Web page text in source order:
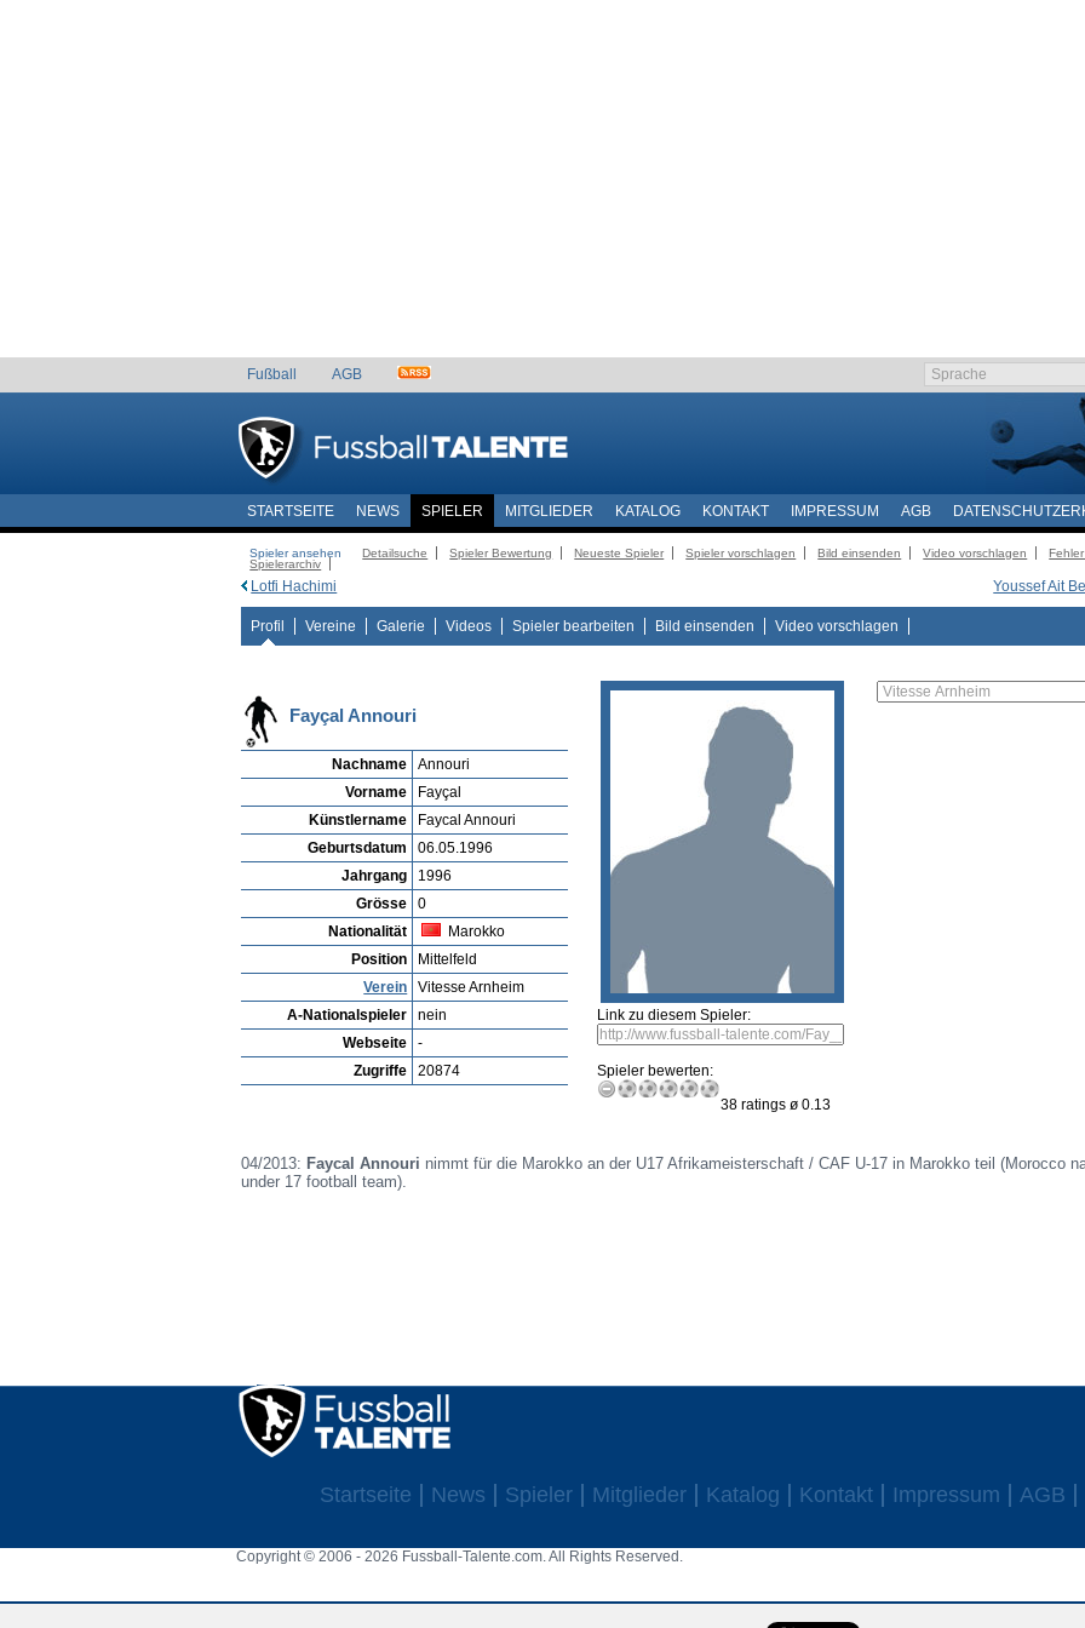
Fußball AGB
STARTSEITE NEWS SPIELER MITGLIEDER KATALOG KONTAKT IMPRESSUM AGB
Spieler ansehen Detailsuche Spieler Bewertung Neueste Spieler Spieler vorschlagen Bild einsenden Video vorschlagen
Spielerarchiv
Youssef Ait
Lotfi Hachimi
Profil Vereine Galerie Videos Spieler bearbeiten Bild einsenden Video vorschlagen
Fayçal Annouri
Nachname
Annouri
Vorname
Fayçal
Künstlername
Faycal Annouri
Geburtsdatum
06.05.1996
Jahrgang
1996
Grösse
0
Nationalität
Marokko
Position
Mittelfeld
Verein
Vitesse Arnheim
A-Nationalspieler
nein
Webseite
-
Zugriffe
20874
Link zu diesem Spieler:
Spieler bewerten:
38 ratings ø 0.13
04/2013: Faycal Annouri nimmt für die Marokko an der U17 Afrikameisterschaft / CAF U-17 in Marokko teil (Morocco
under 17 football team).
Startseite News Spieler Mitglieder Katalog Kontakt Impressum AGB
Copyright © 2006 - 2026 Fussball-Talente.com. All Rights Reserved.